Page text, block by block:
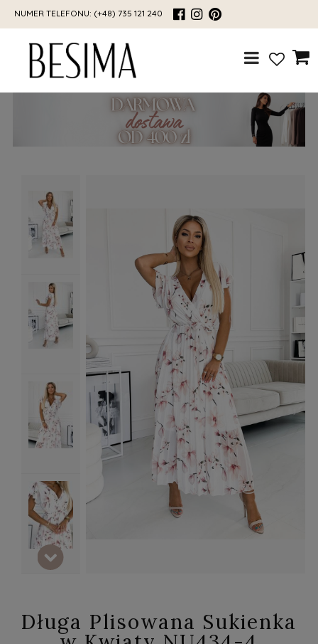
NUMER TELEFONU: (+48) 735 121 240
Długa Plisowana Sukienka